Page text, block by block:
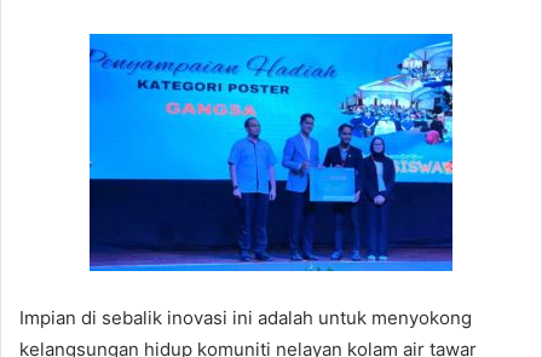
Impian di sebalik inovasi ini adalah untuk menyokong
kelangsungan hidup komuniti nelayan kolam air tawar